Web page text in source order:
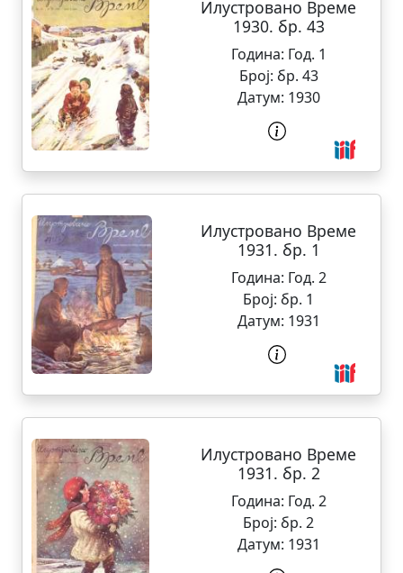
Илустровано Време
1930. бр. 43
Година: Год. 1
Број: бр. 43
Датум: 1930
Илустровано Време
1931. бр. 1
Година: Год. 2
Број: бр. 1
Датум: 1931
Илустровано Време
1931. бр. 2
Година: Год. 2
Број: бр. 2
Датум: 1931